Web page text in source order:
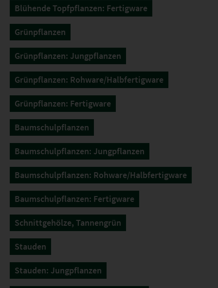
Blühende Topfpflanzen: Fertigware
Grünpflanzen
Grünpflanzen: Jungpflanzen
Grünpflanzen: Rohware/Halbfertigware
Grünpflanzen: Fertigware
Baumschulpflanzen
Baumschulpflanzen: Jungpflanzen
Baumschulpflanzen: Rohware/Halbfertigware
Baumschulpflanzen: Fertigware
Schnittgehölze, Tannengrün
Stauden
Stauden: Jungpflanzen